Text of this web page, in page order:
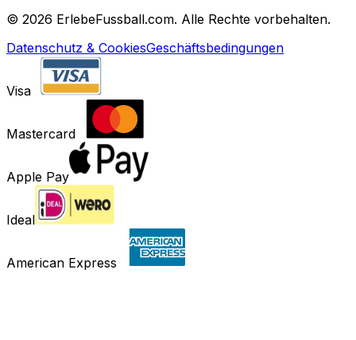
© 2026 ErlebeFussball.com. Alle Rechte vorbehalten.
Datenschutz & CookiesGeschäftsbedingungen
Visa
Mastercard
Apple Pay
Ideal
American Express